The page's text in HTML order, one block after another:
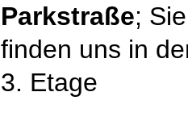
Parkstraße; Sie
finden uns in
3. Etage